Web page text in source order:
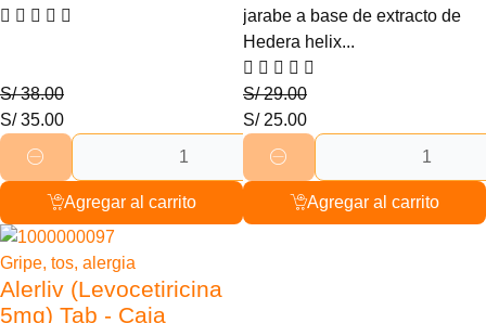
S/38.00
S/35.00
Agregar al carrito
jarabe a base de extracto de
Hedera helix...
S/29.00
S/25.00
Agregar al carrito
17% Descuento
Gripe, tos, alergia
Alerliv (Levocetiricina
5mg) Tab - Caja